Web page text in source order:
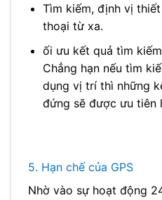
Tìm kiếm, định vị
thoại từ xa.
ối ưu kết quả tìm
Chẳng hạn nếu tìm
dụng vị trí thì những
đứng sẽ được ưu tiên
5. Hạn chế của GPS
Nhờ vào sự hoạt động